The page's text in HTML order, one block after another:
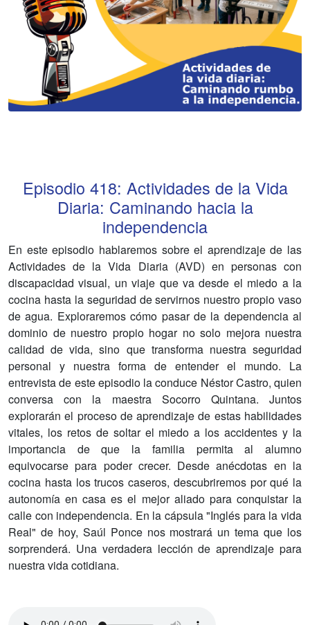
Episodio 418: Actividades de la Vida
Diaria: Caminando hacia la
independencia
En este episodio hablaremos sobre el aprendizaje de las
Actividades de la Vida Diaria (AVD) en personas con
discapacidad visual, un viaje que va desde el miedo a la
cocina hasta la seguridad de servirnos nuestro propio vaso
de agua. Exploraremos cómo pasar de la dependencia al
dominio de nuestro propio hogar no solo mejora nuestra
calidad de vida, sino que transforma nuestra seguridad
personal y nuestra forma de entender el mundo. La
entrevista de este episodio la conduce Néstor Castro, quien
conversa con la maestra Socorro Quintana. Juntos
explorarán el proceso de aprendizaje de estas habilidades
vitales, los retos de soltar el miedo a los accidentes y la
importancia de que la familia permita al alumno
equivocarse para poder crecer. Desde anécdotas en la
cocina hasta los trucos caseros, descubriremos por qué la
autonomía en casa es el mejor aliado para conquistar la
calle con independencia. En la cápsula "Inglés para la vida
Real" de hoy, Saúl Ponce nos mostrará un tema que los
sorprenderá. Una verdadera lección de aprendizaje para
nuestra vida cotidiana.